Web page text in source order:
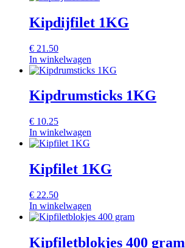
Kipdijfilet 1KG
€ 21.50
In winkelwagen
Kipdrumsticks 1KG
€ 10.25
In winkelwagen
Kipfilet 1KG
€ 22.50
In winkelwagen
Kipfiletblokjes 400 gram